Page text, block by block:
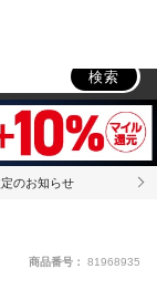
検索
のお知らせ
商品番号： 81968935